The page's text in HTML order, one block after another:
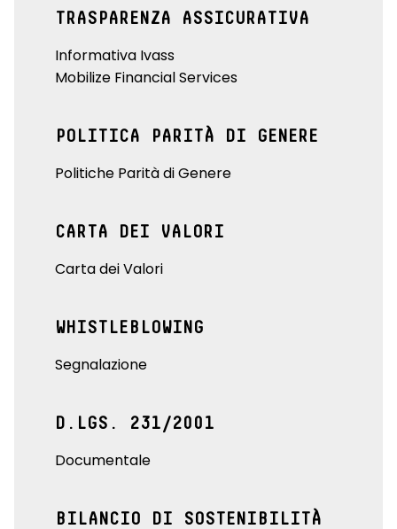
TRASPARENZA ASSICURATIVA
Informativa Ivass
Mobilize Financial Services
POLITICA PARITÀ DI GENERE
Politiche Parità di Genere
CARTA DEI VALORI
Carta dei Valori
WHISTLEBLOWING
Segnalazione
D.LGS. 231/2001
Documentale
BILANCIO DI SOSTENIBILITÀ